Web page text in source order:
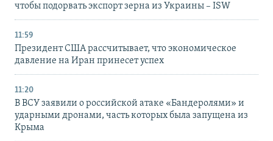
чтобы подорвать экспорт зерна из Украины – ISW
11:59
Президент США рассчитывает, что экономическое
давление на Иран принесет успех
11:20
В ВСУ заявили о российской атаке «Бандеролями» и
ударными дронами, часть которых была запущена из
Крыма